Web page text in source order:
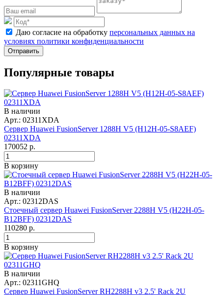
Даю согласие на обработку персональных данных на
условиях политики конфиденциальности
Отправить
Популярные товары
В наличии
Арт.: 02311XDA
Сервер Huawei FusionServer 1288H V5 (H12H-05-S8AEF)
02311XDA
170052 р.
В корзину
В наличии
Арт.: 02312DAS
Стоечный сервер Huawei FusionServer 2288H V5 (H22H-05-
B12BFF) 02312DAS
110280 р.
В корзину
В наличии
Арт.: 02311GHQ
Сервер Huawei FusionServer RH2288H v3 2.5' Rack 2U